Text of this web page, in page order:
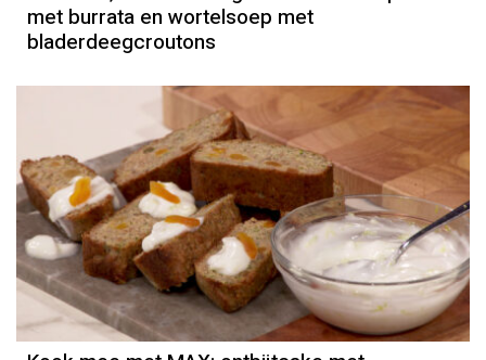
met burrata en wortelsoep met
bladerdeegcroutons